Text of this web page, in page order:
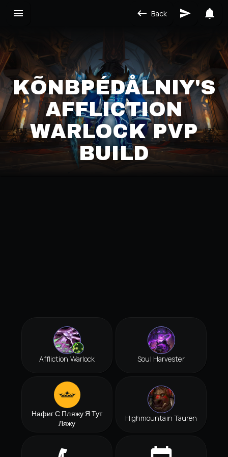
Back
KÕNBPÉDÅLNIY'S
AFFLICTION
WARLOCK PVP
BUILD
Affliction Warlock Soul Harvester
Нафиг С Пляжу Я Тут
Ляжу
Highmountain Tauren